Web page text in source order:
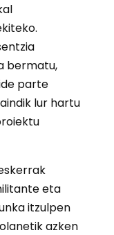
bermatu,
parte
lur hartu
eta
itzulpen
azken